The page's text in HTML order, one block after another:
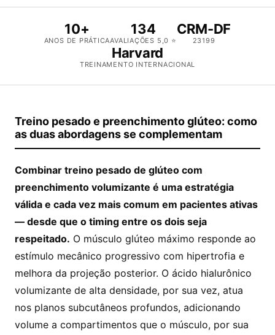
10+
ANOS DE PRÁTICA
134
AVALIAÇÕES 5,0 ⭐
CRM-DF
23199
Harvard
TREINAMENTO INTERNACIONAL
Treino pesado e preenchimento glúteo: como
as duas abordagens se complementam
Combinar treino pesado de glúteo com
preenchimento volumizante é uma estratégia
válida e cada vez mais comum em pacientes ativas
— desde que o timing entre os dois seja
respeitado. O músculo glúteo máximo responde ao
estímulo mecânico progressivo com hipertrofia e
melhora da projeção posterior. O ácido hialurônico
volumizante de alta densidade, por sua vez, atua
nos planos subcutâneos profundos, adicionando
volume a compartimentos que o músculo, por sua